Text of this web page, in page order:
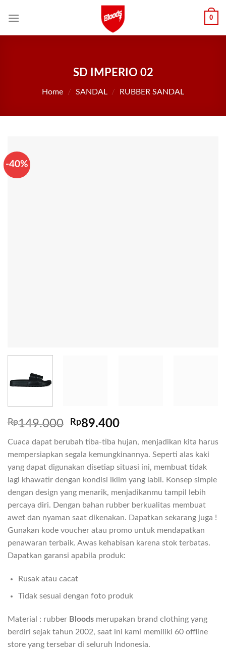
0
SD IMPERIO 02
Home / SANDAL / RUBBER SANDAL
-40%
Rp149.000 Rp89.400
Cuaca dapat berubah tiba-tiba hujan, menjadikan kita harus
mempersiapkan segala kemungkinannya. Seperti alas kaki
yang dapat digunakan disetiap situasi ini, membuat tidak
lagi khawatir dengan kondisi iklim yang labil. Konsep simple
dengan design yang menarik, menjadikanmu tampil lebih
percaya diri. Dengan bahan rubber berkualitas membuat
awet dan nyaman saat dikenakan. Dapatkan sekarang juga !
Gunakan kode voucher atau promo untuk mendapatkan
penawaran terbaik. Awas kehabisan karena stok terbatas.
Dapatkan garansi apabila produk:
Rusak atau cacat
Tidak sesuai dengan foto produk
Material : rubber Bloods merupakan brand clothing yang
berdiri sejak tahun 2002, saat ini kami memiliki 60 offline
store yang tersebar di seluruh Indonesia.